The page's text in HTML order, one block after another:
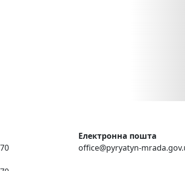
Електронна пошта
office@pyryatyn-